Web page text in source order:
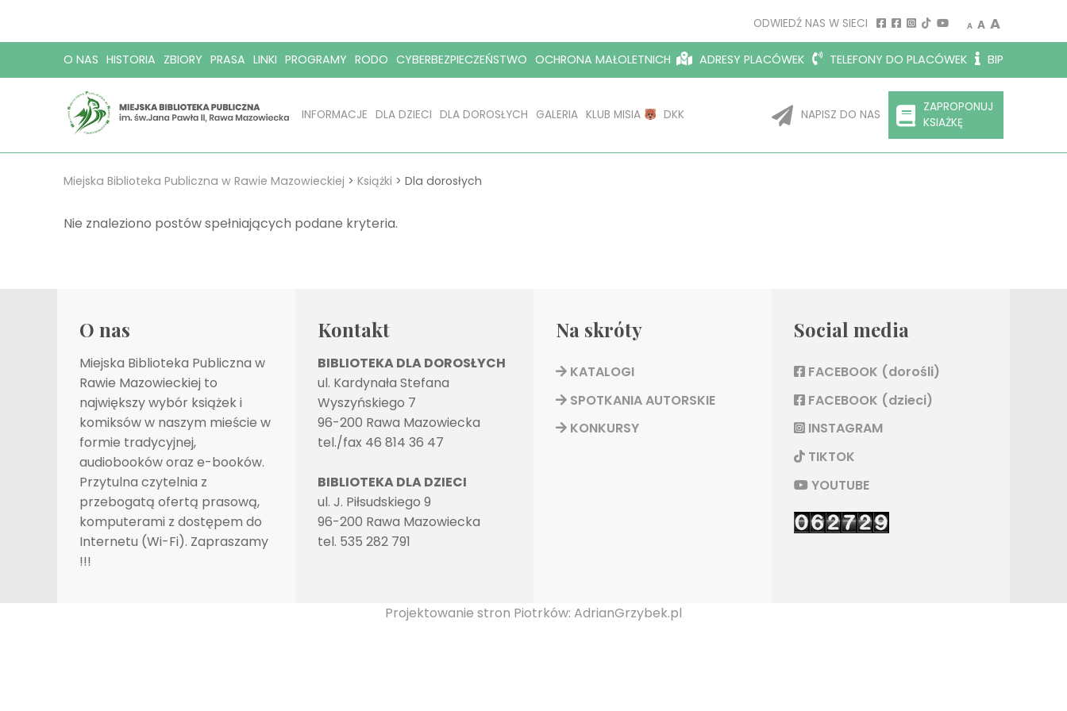
ODWIEDŹ NAS W SIECI A
Decrease font size.
A Reset font
A
O NAS HISTORIA ZBIORY PRASA LINKI PROGRAMY RODO CYBERBEZPIECZEŃSTWO OCHRONA MAŁOLETNICH ADRESY PLACÓWEK TELEFONY DO PLACÓWEK BIP
INFORMACJE DLA DZIECI DLA DOROSŁYCH GALERIA KLUB MISIA DKK NAPISZ DO NAS
ZAPROPONUJ
KSIAŻKĘ
Miejska Biblioteka Publiczna w Rawie Mazowieckiej > Książki > Dla dorosłych
Nie znaleziono postów spełniających podane kryteria.
O nas
Miejska Biblioteka Publiczna w
Rawie Mazowieckiej to
największy wybór książek i
komiksów w naszym mieście w
formie tradycyjnej,
audiobooków oraz e-booków.
Przytulna czytelnia z
przebogatą ofertą prasową,
komputerami z dostępem do
Internetu (Wi-Fi). Zapraszamy
!!!
Kontakt
BIBLIOTEKA DLA DOROSŁYCH
ul. Kardynała Stefana
Wyszyńskiego 7
96-200 Rawa Mazowiecka
tel./fax 46 814 36 47
BIBLIOTEKA DLA DZIECI
ul. J. Piłsudskiego 9
96-200 Rawa Mazowiecka
tel. 535 282 791
Na skróty
KATALOGI
SPOTKANIA AUTORSKIE
KONKURSY
Social media
FACEBOOK (dorośli)
FACEBOOK (dzieci)
INSTAGRAM
TIKTOK
YOUTUBE
Projektowanie stron Piotrków: AdrianGrzybek.pl